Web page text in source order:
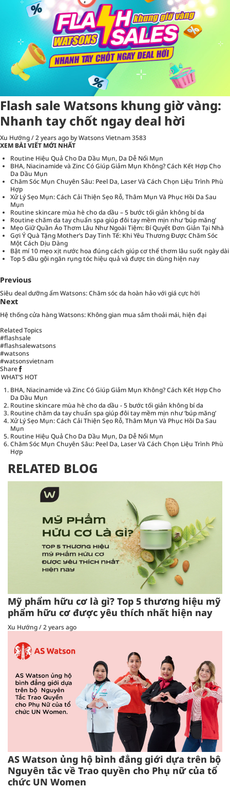
Flash sale Watsons khung giờ vàng:
Nhanh tay chốt ngay deal hời
Xu Hướng/2 years ago by Watsons Vietnam3583
XEM BÀI VIẾT MỚI NHẤT
Routine Hiệu Quả Cho Da Dầu Mụn, Da Dễ Nổi Mụn
BHA, Niacinamide và Zinc Có Giúp Giảm Mụn Không? Cách Kết Hợp Cho
Da Dầu Mụn
Chăm Sóc Mụn Chuyên Sâu: Peel Da, Laser Và Cách Chọn Liệu Trình Phù
Hợp
Xử Lý Sẹo Mụn: Cách Cải Thiện Sẹo Rỗ, Thâm Mụn Và Phục Hồi Da Sau
Mụn
Routine skincare mùa hè cho da dầu – 5 bước tối giản không bí da
Routine chăm da tay chuẩn spa giúp đôi tay mềm mịn như ‘búp măng’
Mẹo Giữ Quần Áo Thơm Lâu Như Ngoài Tiệm: Bí Quyết Đơn Giản Tại Nhà
Gợi Ý Quà Tặng Mother’s Day Tinh Tế: Khi Yêu Thương Được Chăm Sóc
Một Cách Dịu Dàng
Bật mí 10 mẹo xịt nước hoa đúng cách giúp cơ thể thơm lâu suốt ngày dài
Top 5 dầu gội ngăn rụng tóc hiệu quả và được tin dùng hiện nay
Previous
Siêu deal dưỡng ẩm Watsons: Chăm sóc da hoàn hảo với giá cực hời
Next
Hệ thống cửa hàng Watsons: Không gian mua sắm thoải mái, hiện đại
Related Topics
#flashsale
#flashsalewatsons
#watsons
#watsonsvietnam
Share
WHAT’S HOT
BHA, Niacinamide và Zinc Có Giúp Giảm Mụn Không? Cách Kết Hợp Cho
Da Dầu Mụn
Routine skincare mùa hè cho da dầu - 5 bước tối giản không bí da
Routine chăm da tay chuẩn spa giúp đôi tay mềm mịn như ‘búp măng’
Xử Lý Sẹo Mụn: Cách Cải Thiện Sẹo Rỗ, Thâm Mụn Và Phục Hồi Da Sau
Mụn
Routine Hiệu Quả Cho Da Dầu Mụn, Da Dễ Nổi Mụn
Chăm Sóc Mụn Chuyên Sâu: Peel Da, Laser Và Cách Chọn Liệu Trình Phù
Hợp
RELATED BLOG
Mỹ phẩm hữu cơ là gì? Top 5 thương hiệu mỹ
phẩm hữu cơ được yêu thích nhất hiện nay
Xu Hướng/2 years ago
AS Watson ủng hộ bình đẳng giới dựa trên bộ
Nguyên tắc về Trao quyền cho Phụ nữ của tổ
chức UN Women